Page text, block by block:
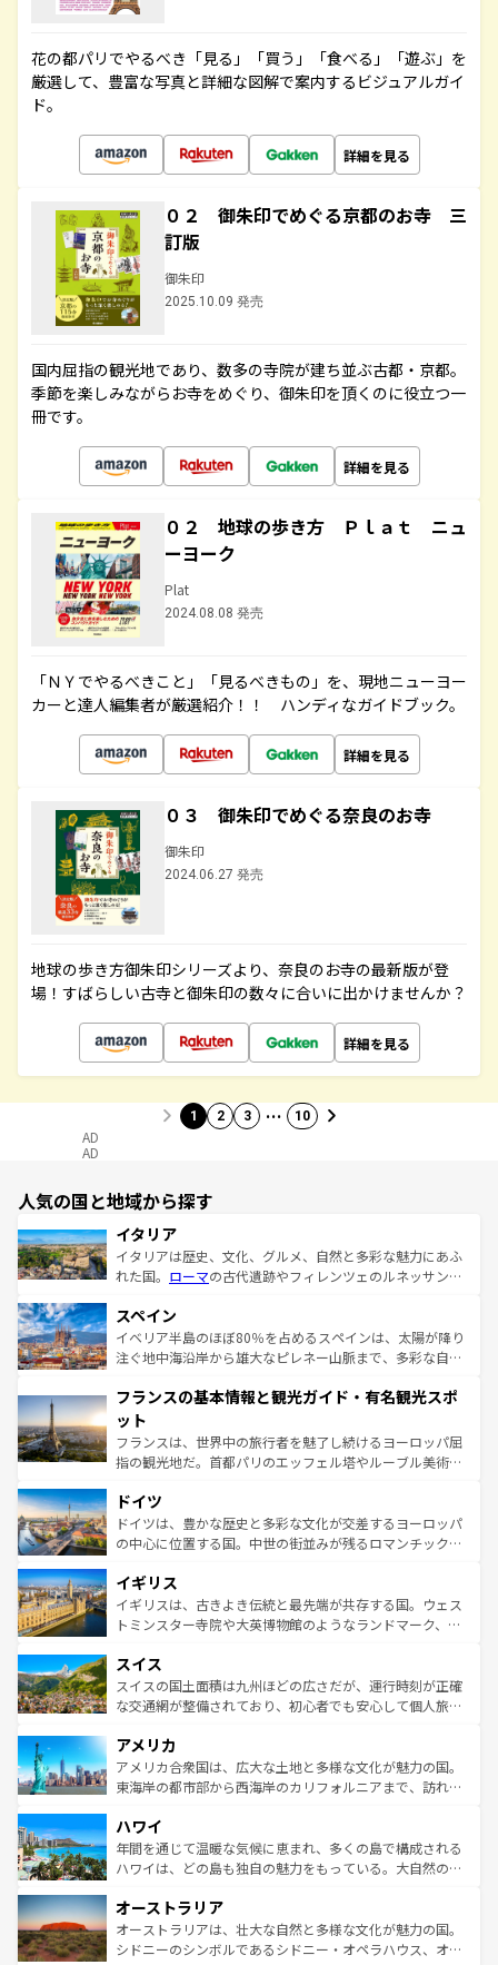
花の都パリでやるべき「見る」「買う」「食べる」「遊ぶ」を
厳選して、豊富な写真と詳細な図解で案内するビジュアルガイ
ド。
詳細を見る
０２ 御朱印でめぐる京都のお寺 三
訂版
御朱印
2025.10.09 発売
国内屈指の観光地であり、数多の寺院が建ち並ぶ古都・京都。
季節を楽しみながらお寺をめぐり、御朱印を頂くのに役立つ一
冊です。
詳細を見る
０２ 地球の歩き方 Ｐｌａｔ ニュ
ーヨーク
Plat
2024.08.08 発売
「ＮＹでやるべきこと」「見るべきもの」を、現地ニューヨー
カーと達人編集者が厳選紹介！！ ハンディなガイドブック。
詳細を見る
０３ 御朱印でめぐる奈良のお寺
御朱印
2024.06.27 発売
地球の歩き方御朱印シリーズより、奈良のお寺の最新版が登
場！すばらしい古寺と御朱印の数々に合いに出かけませんか？
詳細を見る
1 2 3 … 10
AD
AD
人気の国と地域から探す
イタリア
イタリアは歴史、文化、グルメ、自然と多彩な魅力にあふ
れた国。 ローマの古代遺跡やフィレンツェのルネッサンス
ろん、トスカーナの美しい田園風景やアマルフィ海岸の絶
景など、自然景観も見逃せない。観光の合間には、本場の
ピザやパスタなど、絶品のイタリア料理を堪能することも
ませてくれるイタリアで、忘れられない旅をしてみよう！
なお、新着のイタリア情報は
しい。
スペイン
イベリア半島のほぼ80％を占めるスペインは、太陽が降り
注ぐ地中海沿岸から雄大なピレネー山脈まで、多彩な自然
文化が根付くこの国では、情熱的なフラメンコ、熱気あふ
れる闘牛、そして美味しいタパスが生活の一部となってい
る。首都マドリードの洗練された雰囲気や、バルセロナの
アートに溢れた街角から、地方では古代ローマ遺跡や中世
せる。地方によって風土や気候が異なるスペインはその個
性で訪れる人を魅了する。 なお、新着のスペイン情報は コ
ンテンツ一覧を参照してほしい。
フランスの基本情報と観光ガイド・有名観光スポ
ット
フランスは、世界中の旅行者を魅了し続けるヨーロッパ屈
指の観光地だ。首都パリのエッフェル塔やルーブル美術館
で、幅広い魅力が詰まっている。華麗な宮殿、歴史的な大
聖堂、美しいビーチ、そして豊かな自然が、訪れる者を心
から魅了する。また、フランスは美食の国としても知ら
いる。シャンパンの発祥地であるランス、プロヴァンスの
香り高いラベンダー畑など、多彩な楽しみ方が可能だ。さ
らに、パリ以外の地域にも魅力が溢れており、どの街角に
れる地方に足を運ぶとそれぞれで全く異なる文化を体験で
きるだろう。 なお、新着のフランス情報はコンテンツ一覧
を参照してほしい。
ドイツ
ドイツは、豊かな歴史と多彩な文化が交差するヨーロッパ
の中心に位置する国。中世の街並みが残るロマンチック街
顔を持つこの国は、どこを歩いても飽きることがない。ベ
ルリンの文化的活気、バイエルン州のアルプスの絶景、そ
してライン川沿いのワイン畑といった風景は必見。ビール
は、お酒好きな人にはぜひ体験してほしい。 なお、新着の
ドイツ情報はコンテンツ一覧を参照してほしい。
イギリス
イギリスは、古きよき伝統と最先端が共存する国。ウェス
トミンスター寺院や大英博物館のようなランドマーク、歴
リアごとに異なる魅力がある。また、優雅なアフタヌーン
ティー、ビール好きにはたまらない英国パブ、サッカー観
戦など、本場だからこそできる体験も豊富。イギリスを旅
ンツ一覧を参照してほしい。
スイス
スイスの国土面積は九州ほどの広さだが、運行時刻が正確
な交通網が整備されており、初心者でも安心して個人旅行
の建物がそのまま残る町や、スイスならではのユニークな
博物館もあり、アルプス観光だけでなく町歩きも満喫する
ことができる。国民の所得が高いため物価も高いが、旅行
ば市内交通費無料で観光を楽しむこともできる。 なお、新
着のスイス情報はコンテンツ一覧 を参照してほしい。
アメリカ
アメリカ合衆国は、広大な土地と多様な文化が魅力の国。
東海岸の都市部から西海岸のカリフォルニアまで、訪れる
のような巨大都市は、観光、ショッピング、エンターテイ
ンメントが詰まった刺激的なスポットだ。一方、アメリカ
西部には大自然が広がり、グランドキャニオンやイエロー
部のニューオーリンズでは、音楽と美食が融合した独特の
文化が魅力。旅行者はアメリカの各地域で異なる魅力を楽
しみながら、その多様性と豊かな歴史を感じることができ
ハワイ
年間を通じて温暖な気候に恵まれ、多くの島で構成される
ハワイは、どの島も独自の魅力をもっている。大自然の神
ワイ島は見逃せない。また、定番の観光地といえばオアフ
島だが、静かな自然を求めるならマウイ島やカウアイ島が
おすすめ。エメラルドグリーンに輝く海をはじめ、豊かな
オーストラリア
オーストラリアは、壮大な自然と多様な文化が魅力の国。
シドニーのシンボルであるシドニー・オペラハウス、オー